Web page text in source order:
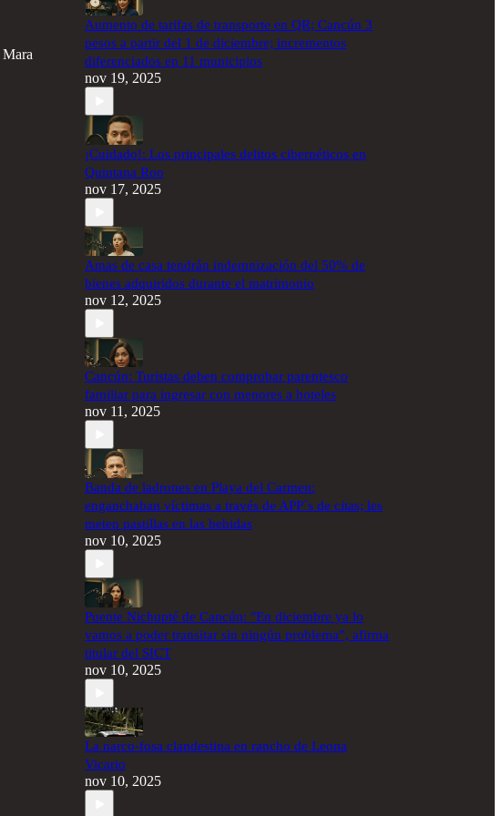
Aumento de tarifas de transporte en QR; Cancún 3
pesos a partir del 1 de diciembre; incrementos
diferenciados en 11 municipios
nov 19, 2025
¡Cuidado!: Los principales delitos cibernéticos en
Quintana Roo
nov 17, 2025
Amas de casa tendrán indemnización del 50% de
bienes adquiridos durante el matrimonio
nov 12, 2025
Cancún: Turistas deben comprobar parentesco
familiar para ingresar con menores a hoteles
nov 11, 2025
Banda de ladrones en Playa del Carmen:
enganchaban víctimas a través de APP´s de citas; les
meten pastillas en las bebidas
nov 10, 2025
Puente Nichupté de Cancún: "En diciembre ya lo
vamos a poder transitar sin ningún problema”, afirma
titular del SICT
nov 10, 2025
La narco-fosa clandestina en rancho de Leona
Vicario
nov 10, 2025